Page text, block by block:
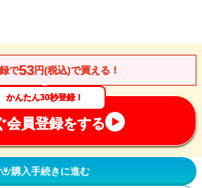
で53円(税込)で買える！
かんたん30秒登録！
会員登録をする
購入手続きに進む